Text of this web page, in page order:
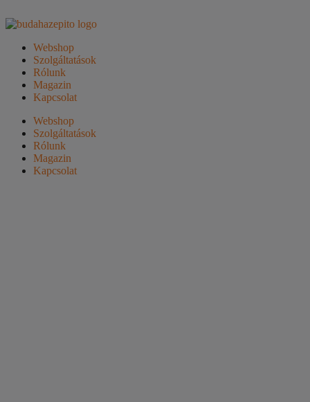
Webshop
Szolgáltatások
Rólunk
Magazin
Kapcsolat
Webshop
Szolgáltatások
Rólunk
Magazin
Kapcsolat